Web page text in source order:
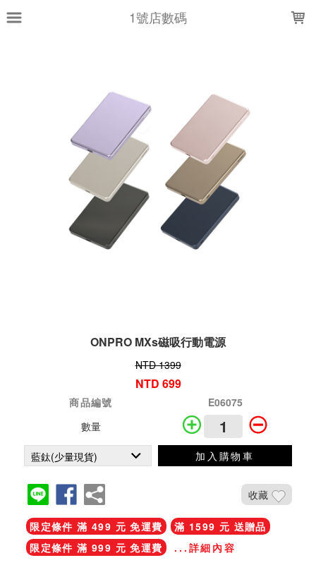
1號店數碼
ONPRO MXs磁吸行動電源
NTD 1399
NTD 699
商品編號
E06075
數量
加入購物車
收藏
限定條件 滿 499 元 免運費
滿 1599 元 送贈品
限定條件 滿 999 元 免運費
...詳細內容